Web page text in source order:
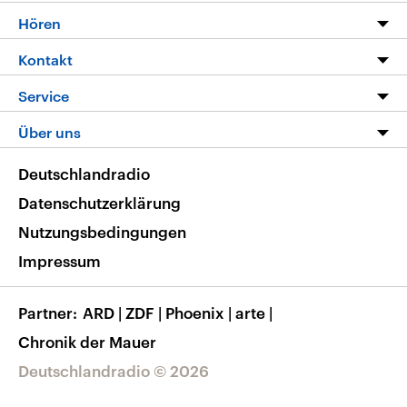
Programm
Die Nachrichten
Nachrichtenleicht
Neue Beiträge auf dlf.de
Hören
Livestream
Podcasts
Deutschlandfunk App
Nachrichten App
Frequenzen
Kontakt
Hörerservice
Service
FAQ
Veranstaltungen
Musikliste
RSS
Über uns
Barrierefreiheit
Deutschlandradio © 2026
Deutschlandradio
Datenschutzerklärung
Nutzungsbedingungen
Impressum
Partner ARD | ZDF | Phoenix | arte |
Chronik der Mauer